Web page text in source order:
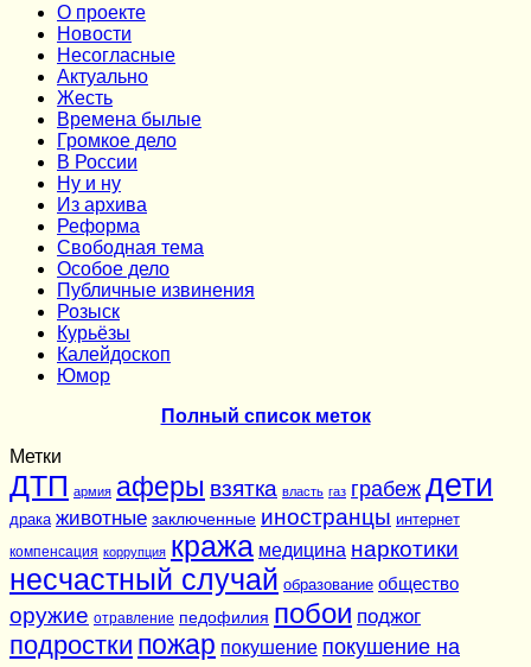
О проекте
Новости
Несогласные
Актуально
Жесть
Времена былые
Громкое дело
В России
Ну и ну
Из архива
Реформа
Cвободная тема
Особое дело
Публичные извинения
Розыск
Курьёзы
Калейдоскоп
Юмор
Полный список меток
Метки
ДТП армия аферы взятка власть газ грабеж дети
драка животные заключенные иностранцы интернет
компенсация коррупция кража медицина наркотики
несчастный случай образование общество
оружие отравление педофилия побои поджог
подростки пожар покушение покушение на